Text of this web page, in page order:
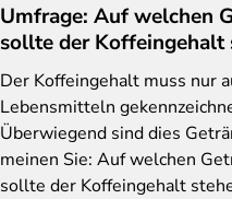
Umfrage: Auf welchen
sollte der Koffeingehalt
Der Koffeingehalt muss nur
Lebensmitteln
Überwiegend sind dies
meinen Sie: Auf welchen
sollte der Koffeingehalt